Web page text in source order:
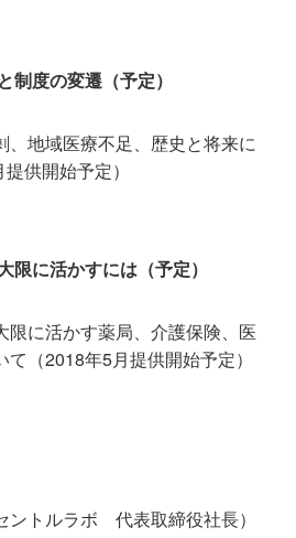
制度の変遷（予定）
、地域医療不足、歴史と将来に
提供開始予定）
限に活かすには （予定）
限に活かす薬局、介護保険、医
（2018年5月提供開始予定）
ントルラボ 代表取締役社長）